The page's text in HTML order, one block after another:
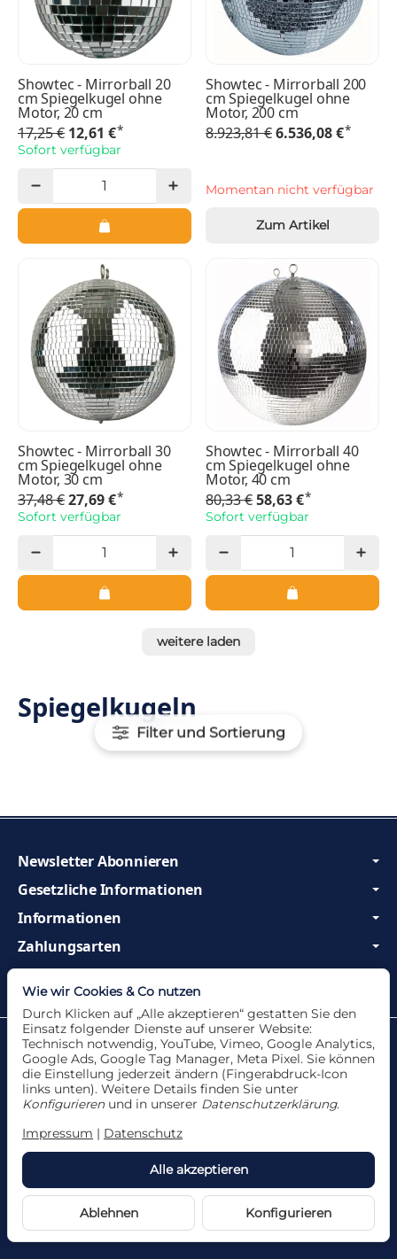
Filter und Sortierung
Showtec - Mirrorball 20
cm Spiegelkugel ohne
Motor, 20 cm
17,25 € 12,61 €*
Sofort verfügbar
Showtec - Mirrorball 200
cm Spiegelkugel ohne
Motor, 200 cm
8.923,81 €6.536,08 €*
Momentan nicht verfügbar
Zum Artikel
Showtec - Mirrorball 30
cm Spiegelkugel ohne
Motor, 30 cm
37,48 €27,69 €*
Sofort verfügbar
Showtec - Mirrorball 40
cm Spiegelkugel ohne
Motor, 40 cm
80,33 €58,63 €*
Sofort verfügbar
weitere laden
Spiegelkugeln
Gesetzliche Informationen
Informationen
Zahlungsarten
Wir sind Profis und beraten Sie gerne!
Newsletter Abonnieren
Datenschutzerklärung•Impressum
Alle Angebote nur solange der Vorrat reicht. Für
Druckfehler und Irrtümer wird keine Haftung
übernommen.
Powered by
JTL-Shop
Made with♥by eRock Creations
Alle akzeptieren
Ablehnen Konfigurieren
Wie wir Cookies & Co nutzen
Durch Klicken auf „Alle akzeptieren“ gestatten Sie den
Einsatz folgender Dienste auf unserer Website:
Technisch notwendig, YouTube, Vimeo, Google Analytics,
Google Ads, Google Tag Manager, Meta Pixel. Sie können
die Einstellung jederzeit ändern (Fingerabdruck-Icon
links unten). Weitere Details finden Sie unter
Konfigurieren und in unserer Datenschutzerklärung.
Impressum | Datenschutz